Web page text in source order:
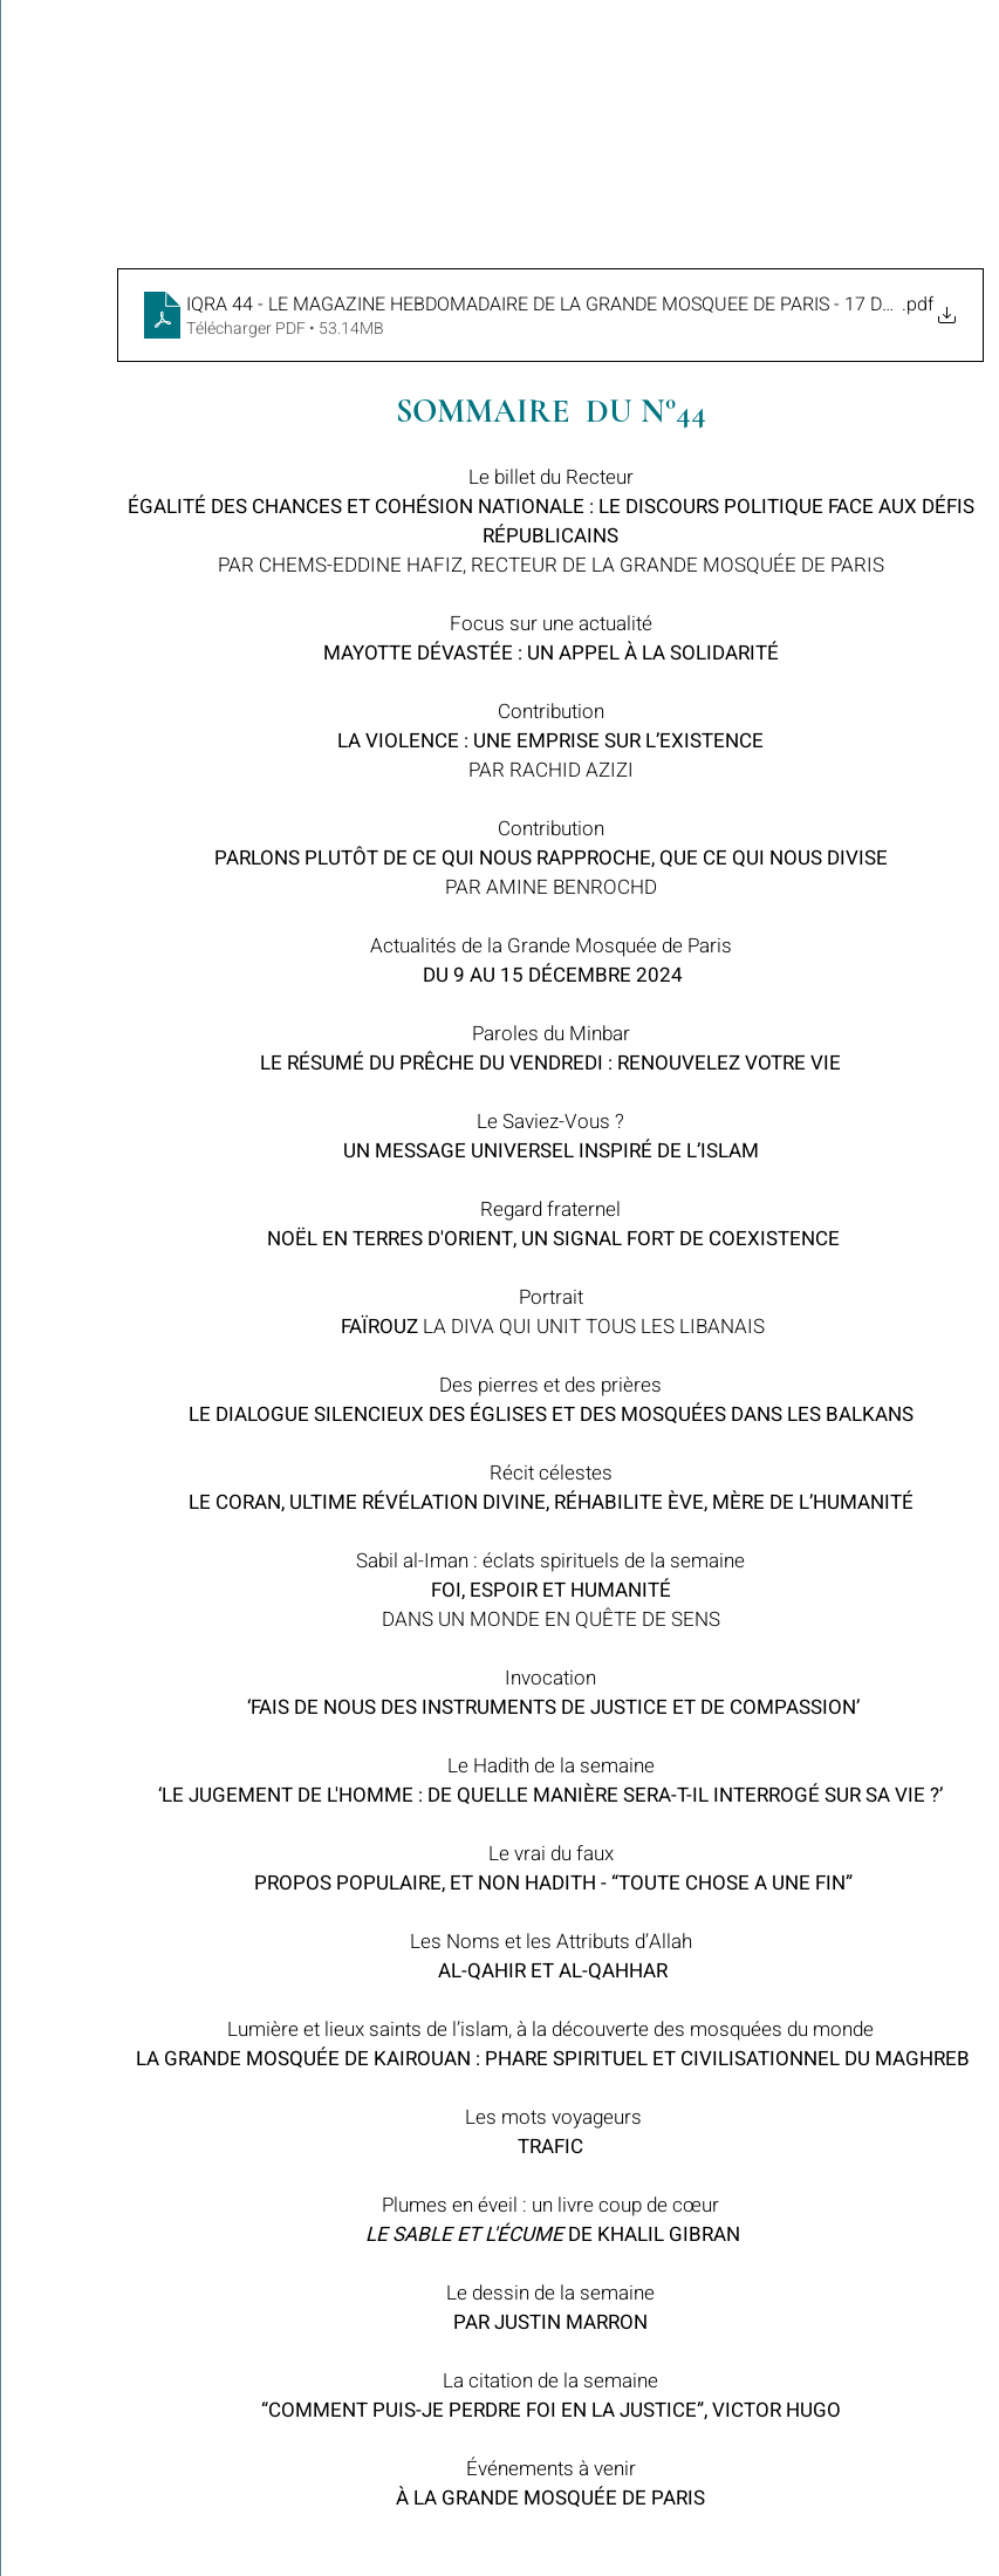
IQRA 44 - LE MAGAZINE HEBDOMADAIRE DE LA GRANDE MOSQUEE DE PARIS - 17 DECEMBRE 2024
.pdf
Télécharger PDF • 53.14MB
SOMMAIRE  DU N°44
Le billet du Recteur
ÉGALITÉ DES CHANCES ET COHÉSION NATIONALE : LE DISCOURS POLITIQUE FACE AUX DÉFIS
RÉPUBLICAINS
PAR CHEMS-EDDINE HAFIZ, RECTEUR DE LA GRANDE MOSQUÉE DE PARIS
Focus sur une actualité
MAYOTTE DÉVASTÉE : UN APPEL À LA SOLIDARITÉ
Contribution
LA VIOLENCE : UNE EMPRISE SUR L’EXISTENCE
PAR RACHID AZIZI
Contribution
PARLONS PLUTÔT DE CE QUI NOUS RAPPROCHE, QUE CE QUI NOUS DIVISE
PAR AMINE BENROCHD
Actualités de la Grande Mosquée de Paris
DU 9 AU 15 DÉCEMBRE 2024
Paroles du Minbar
LE RÉSUMÉ DU PRÊCHE DU VENDREDI : RENOUVELEZ VOTRE VIE
Le Saviez-Vous ?
UN MESSAGE UNIVERSEL INSPIRÉ DE L’ISLAM
Regard fraternel
NOËL EN TERRES D'ORIENT, UN SIGNAL FORT DE COEXISTENCE
Portrait
FAÏROUZ LA DIVA QUI UNIT TOUS LES LIBANAIS
Des pierres et des prières
LE DIALOGUE SILENCIEUX DES ÉGLISES ET DES MOSQUÉES DANS LES BALKANS
Récit célestes
LE CORAN, ULTIME RÉVÉLATION DIVINE, RÉHABILITE ÈVE, MÈRE DE L’HUMANITÉ
Sabil al-Iman : éclats spirituels de la semaine
FOI, ESPOIR ET HUMANITÉ
DANS UN MONDE EN QUÊTE DE SENS
Invocation
‘FAIS DE NOUS DES INSTRUMENTS DE JUSTICE ET DE COMPASSION’
Le Hadith de la semaine
‘LE JUGEMENT DE L'HOMME : DE QUELLE MANIÈRE SERA-T-IL INTERROGÉ SUR SA VIE ?’
Le vrai du faux
PROPOS POPULAIRE, ET NON HADITH - “TOUTE CHOSE A UNE FIN”
Les Noms et les Attributs d’Allah
AL-QAHIR ET AL-QAHHAR
Lumière et lieux saints de l’islam, à la découverte des mosquées du monde
LA GRANDE MOSQUÉE DE KAIROUAN : PHARE SPIRITUEL ET CIVILISATIONNEL DU MAGHREB
Les mots voyageurs
TRAFIC
Plumes en éveil : un livre coup de cœur
LE SABLE ET L'ÉCUME DE KHALIL GIBRAN
Le dessin de la semaine
PAR JUSTIN MARRON
La citation de la semaine
“COMMENT PUIS-JE PERDRE FOI EN LA JUSTICE”, VICTOR HUGO
Événements à venir
À LA GRANDE MOSQUÉE DE PARIS